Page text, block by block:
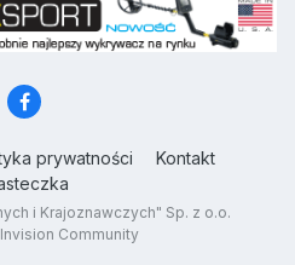
prywatności
Kontakt
i Krajoznawczych" Sp. z o.o.
Community